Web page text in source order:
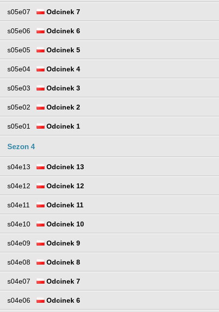
s05e07 Odcinek 7
s05e06 Odcinek 6
s05e05 Odcinek 5
s05e04 Odcinek 4
s05e03 Odcinek 3
s05e02 Odcinek 2
s05e01 Odcinek 1
Sezon 4
s04e13 Odcinek 13
s04e12 Odcinek 12
s04e11 Odcinek 11
s04e10 Odcinek 10
s04e09 Odcinek 9
s04e08 Odcinek 8
s04e07 Odcinek 7
s04e06 Odcinek 6